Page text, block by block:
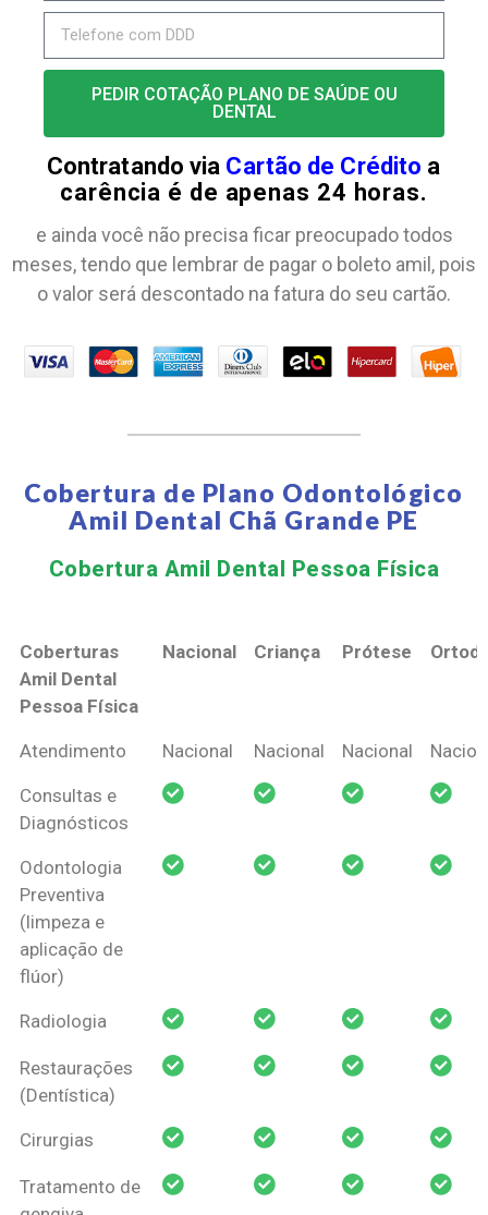
PEDIR COTAÇÃO PLANO DE SAÚDE OU
DENTAL
Contratando via Cartão de Crédito a
carência é de apenas 24 horas.
e ainda você não precisa ficar preocupado todos
meses, tendo que lembrar de pagar o boleto amil, pois
o valor será descontado na fatura do seu cartão.
Cobertura de Plano Odontológico
Amil Dental Chã Grande PE
Cobertura Amil Dental Pessoa Física​
Coberturas
Amil Dental
Pessoa Física
Nacional Criança Prótese
Coberturas
Pessoa Física
Nacional Criança Prótese
Atendimento Nacional Nacional Nacional
Consultas e
Diagnósticos
Odontologia
Preventiva
(limpeza e
aplicação de
flúor)
Radiologia
Restaurações
(Dentística)
Cirurgias
Tratamento de